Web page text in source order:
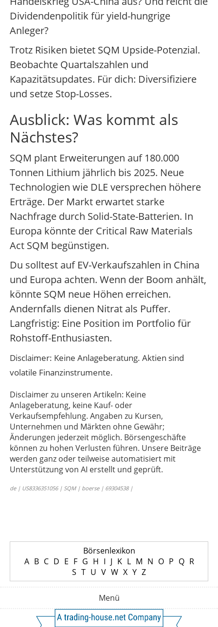
Dividendenpolitik für yield-hungrige
Anleger?
Trotz Risiken bietet SQM Upside-Potenzial.
Beobachte Quartalszahlen und
Kapazitätsupdates. Für dich: Diversifiziere
und setze Stop-Losses.
Ausblick: Was kommt als
Nächstes?
SQM plant Erweiterungen auf 180.000
Tonnen Lithium jährlich bis 2025. Neue
Technologien wie DLE versprechen höhere
Erträge. Der Markt erwartet starke
Nachfrage durch Solid-State-Batterien. In
Europa könnte der Critical Raw Materials
Act SQM begünstigen.
Du solltest auf EV-Verkaufszahlen in China
und Europa achten. Wenn der Boom anhält,
könnte SQM neue Höhen erreichen.
Andernfalls dienen Nitrat als Puffer.
Langfristig: Eine Position im Portfolio für
Rohstoff-Enthusiasten.
Disclaimer: Keine Anlageberatung. Aktien sind
volatile Finanzinstrumente.
Disclaimer zu unseren Artikeln: Keine
Anlageberatung, keine Kauf- oder
Verkaufsempfehlung. Angaben zu Kursen,
Unternehmen und Märkten ohne Gewähr;
Änderungen jederzeit möglich. Börsengeschäfte
können zu hohen Verlusten führen. Unsere Beiträge
werden ganz oder teilweise automatisiert mit
Unterstützung von AI erstellt und geprüft.
de | US8336351056 | SQM | boerse | 69304538 |
Börsenlexikon
A B C D E F G H I J K L M N O P Q R
S T U V W X Y Z
Menü